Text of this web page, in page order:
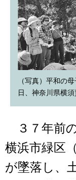
（写真）平和の
日、神奈川県横
３７年前の
横浜市緑区
が墜落し、